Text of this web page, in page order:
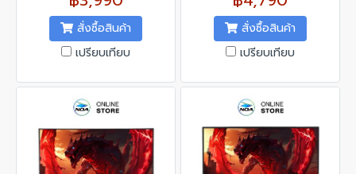
สั่งซื้อสินค้า
เปรียบเทียบ
สั่งซื้อสินค้า
เปรียบเทียบ